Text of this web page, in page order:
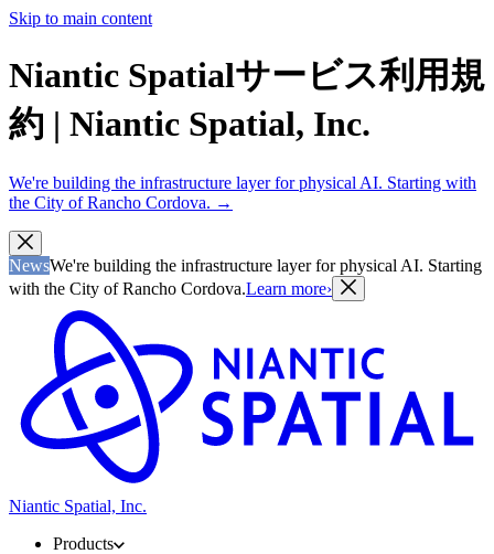
Skip to main content
Niantic Spatialサービス利用規
約 | Niantic Spatial, Inc.
We're building the infrastructure layer for physical AI. Starting with
the City of Rancho Cordova. →
NewsWe're building the infrastructure layer for physical AI. Starting
with the City of Rancho Cordova.Learn more›
Niantic Spatial, Inc.
Products